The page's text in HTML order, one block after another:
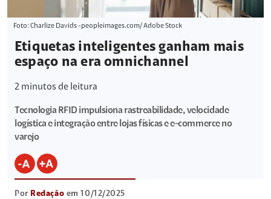
Foto: Charlize Davids -peopleimages.com/ Adobe Stock
Etiquetas inteligentes ganham mais
espaço na era omnichannel
2 minutos de leitura
Tecnologia RFID impulsiona rastreabilidade, velocidade
logística e integração entre lojas físicas e e-commerce no
varejo
Por Redação em 10/12/2025